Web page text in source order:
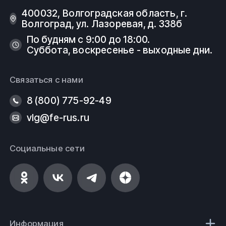
условия доставки или другие вопросы, касательно
продуктов компании Вы можете, позвонив по
телефону или написав по электронной почте в отдел
продаж:
Вся продукция выполнена согласно нормам
безопасности, государственным стандартам (ГОСТ)
ООО ФеРус , .Волгоград.
400032, Волгоградская область, г.
Волгоград, ул. Лазоревая, д. 338б
По будням с 9:00 до 18:00.
Суббота, воскресенье - выходные дни.
Связаться с нами
8 (800) 775-92-49
vlg@fe-rus.ru
Социальные сети
Информация